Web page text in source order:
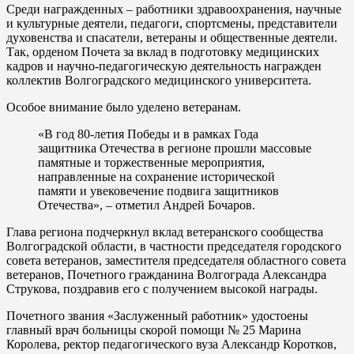
Среди награжденных – работники здравоохранения, научные
и культурные деятели, педагоги, спортсмены, представители
духовенства и спасатели, ветераны и общественные деятели.
Так, орденом Почета за вклад в подготовку медицинских
кадров и научно-педагогическую деятельность награжден
коллектив Волгоградского медицинского университета.
Особое внимание было уделено ветеранам.
«В год 80-летия Победы и в рамках Года
защитника Отечества в регионе прошли массовые
памятные и торжественные мероприятия,
направленные на сохранение исторической
памяти и увековечение подвига защитников
Отечества», – отметил Андрей Бочаров.
Глава региона подчеркнул вклад ветеранского сообщества
Волгоградской области, в частности председателя городского
совета ветеранов, заместителя председателя областного совета
ветеранов, Почетного гражданина Волгограда Александра
Струкова, поздравив его с получением высокой награды.
Почетного звания «Заслуженный работник» удостоены
главный врач больницы скорой помощи № 25 Марина
Королева, ректор педагогического вуза Александр Коротков,